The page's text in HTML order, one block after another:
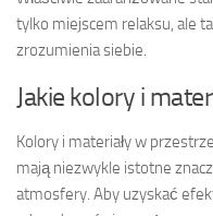
tylko miejscem relaksu, ale
zrozumienia siebie.
Jakie kolory i
Kolory i materiały w
mają niezwykle istotne
atmosfery. Aby uzyskać